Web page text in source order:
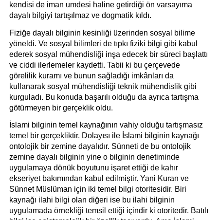
kendisi de iman umdesi haline getirdiği ön varsayıma
dayalı bilgiyi tartışılmaz ve dogmatik kıldı.
Fiziğe dayalı bilginin kesinliği üzerinden sosyal bilime
yöneldi. Ve sosyal bilimleri de tıpkı fiziki bilgi gibi kabul
ederek sosyal mühendisliği inşa edecek bir süreci başlattı
ve ciddi ilerlemeler kaydetti. Tabii ki bu çerçevede
görelilik kuramı ve bunun sağladığı imkânları da
kullanarak sosyal mühendisliği teknik mühendislik gibi
kurguladı. Bu konuda başarılı olduğu da ayrıca tartışma
götürmeyen bir gerçeklik oldu.
İslami bilginin temel kaynağının vahiy olduğu tartışmasız
temel bir gerçekliktir. Dolayısı ile İslami bilginin kaynağı
ontolojik bir zemine dayalıdır. Sünneti de bu ontolojik
zemine dayalı bilginin yine o bilginin denetiminde
uygulamaya dönük boyutunu işaret ettiği de kahır
ekseriyet bakımından kabul edilmiştir. Yani Kuran ve
Sünnet Müslüman için iki temel bilgi otoritesidir. Biri
kaynağı ilahi bilgi olan diğeri ise bu ilahi bilginin
uygulamada örnekliği temsil ettiği içindir ki otoritedir. Batılı